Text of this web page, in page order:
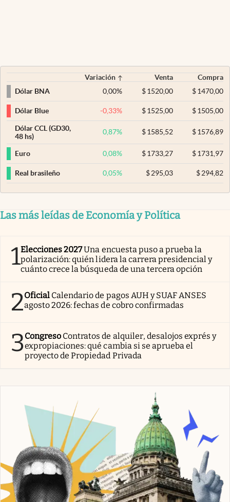
Variación Venta
Compra
Dólar BNA
0,00% $ 1520,00 $1470,00
Dólar Blue -0,33% $ 1525,00 $1505,00
Dólar CCL (GD30,
48 hs)
0,87% $ 1585,52 $1576,89
Euro 0,08% $ 1733,27 $1731,97
Real brasileño 0,05% $ 295,03 $294,82
Las más leídas de Economía y Política
1Elecciones 2027Una encuesta puso a prueba la
polarización: quién lidera la carrera presidencial y
cuánto crece la búsqueda de una tercera opción
2Oficial Calendario de pagos AUH y SUAF ANSES
agosto 2026: fechas de cobro confirmadas
3Congreso Contratos de alquiler, desalojos exprés y
expropiaciones: qué cambia si se aprueba el
proyecto de Propiedad Privada